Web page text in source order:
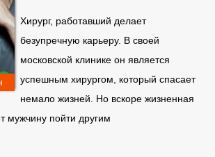
Хирург, работавший делает
безупречную карьеру. В своей
московской клинике он является
успешным хирургом, который спасает
немало жизней. Но вскоре жизненная
мужчину пойти другим